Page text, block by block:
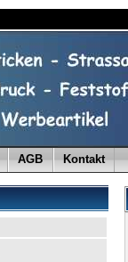
AGB Kontakt